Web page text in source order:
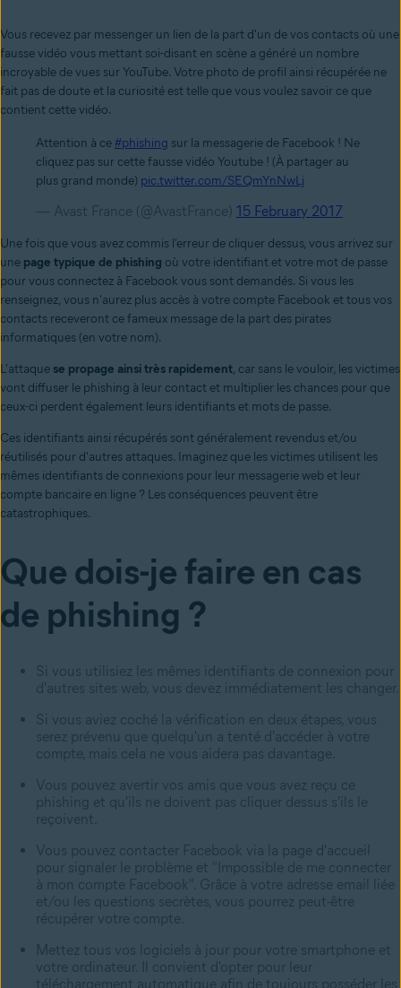
Vous recevez par messenger un lien de la part d'un de vos contacts où une
fausse vidéo vous mettant soi-disant en scène a généré un nombre
incroyable de vues sur YouTube. Votre photo de profil ainsi récupérée ne
fait pas de doute et la curiosité est telle que vous voulez savoir ce que
contient cette vidéo.
Attention à ce#phishing sur la messagerie de Facebook ! Ne
cliquez pas sur cette fausse vidéo Youtube ! (À partager au
plus grand monde) pic.twitter.com/SEQmYnNwLj
— Avast France (@AvastFrance) 15 February 2017
Une fois que vous avez commis l'erreur de cliquer dessus, vous arrivez sur
une page typique de phishing où votre identifiant et votre mot de passe
pour vous connectez à Facebook vous sont demandés. Si vous les
renseignez, vous n'aurez plus accès à votre compte Facebook et tous vos
contacts receveront ce fameux message de la part des pirates
informatiques (en votre nom).
L'attaque se propage ainsi très rapidement, car sans le vouloir, les victimes
vont diffuser le phishing à leur contact et multiplier les chances pour que
ceux-ci perdent également leurs identifiants et mots de passe.
Ces identifiants ainsi récupérés sont généralement revendus et/ou
réutilisés pour d'autres attaques. Imaginez que les victimes utilisent les
mêmes identifiants de connexions pour leur messagerie web et leur
compte bancaire en ligne ? Les conséquences peuvent être
catastrophiques.
Que dois-je faire en cas
de phishing ?
Si vous utilisiez les mêmes identifiants de connexion pour
d'autres sites web, vous devez immédiatement les changer.
Si vous aviez coché la vérification en deux étapes, vous
serez prévenu que quelqu'un a tenté d'accéder à votre
compte, mais cela ne vous aidera pas davantage.
Vous pouvez avertir vos amis que vous avez reçu ce
phishing et qu'ils ne doivent pas cliquer dessus s'ils le
reçoivent.
Vous pouvez contacter Facebook via la page d'accueil
pour signaler le problème et "Impossible de me connecter
à mon compte Facebook". Grâce à votre adresse email liée
et/ou les questions secrètes, vous pourrez peut-être
récupérer votre compte.
Mettez tous vos logiciels à jour pour votre smartphone et
votre ordinateur. Il convient d'opter pour leur
téléchargement automatique afin de toujours posséder les